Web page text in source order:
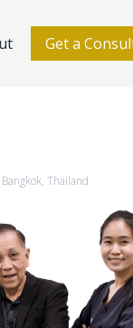
Get a
Thailand